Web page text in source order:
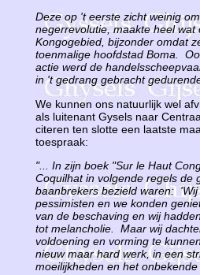
Deze op 't eerste zicht weinig
negerrevolutie, maakte heel wat
Kongogebied, bijzonder omdat
toenmalige hoofdstad Boma.
actie werd de
in 't gedrang gebracht
We kunnen ons natuurlijk wel
als luitenant Gysels naar
citeren ten slotte een laatste
toespraak:
"... In zijn boek "Sur le Haut
Coquilhat in volgende regels de
baanbrekers bezield waren:
pessimisten en we konden
van de beschaving en wij
tot melancholie. Maar wij
voldoening en vorming te
nieuw maar hard werk, in een
moeilijkheden en het